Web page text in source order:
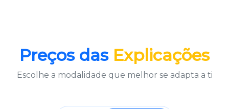
Preços das Explicações
Escolhe a modalidade que melhor se adapta a ti